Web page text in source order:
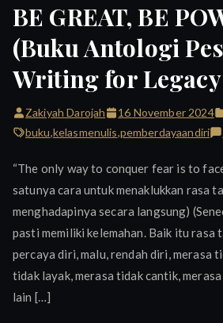
BE GREAT, BE
(Buku Antologi
Writing for Legacy
Zakiyah Darojah 16 November 2024
buku,kelasmenulis,pemberdayaandiri
“The only way to conquer fear is to
satunya cara untuk menaklukkan rasa
menghadapinya secara langsung)
pasti memiliki kelemahan. Baik itu rasa
percaya diri, malu, rendah diri, merasa
tidak layak, merasa tidak cantik,
lain […]